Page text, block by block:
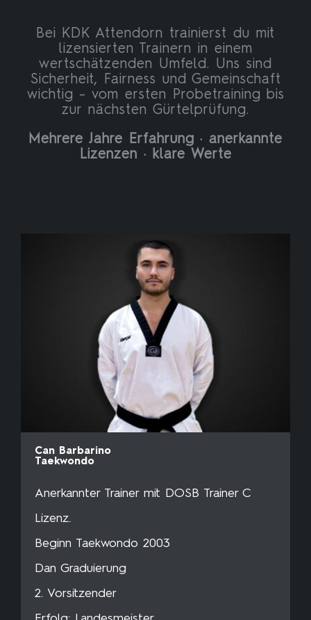
Bei KDK Attendorn trainierst du mit
lizensierten Trainern in einem
wertschätzenden Umfeld. Uns sind
Sicherheit, Fairness und Gemeinschaft
wichtig – vom ersten Probetraining bis
zur nächsten Gürtelprüfung.
Mehrere Jahre Erfahrung · anerkannte
Lizenzen · klare Werte
Can Barbarino
Taekwondo
Anerkannter Trainer mit DOSB Trainer C
Lizenz.
Beginn Taekwondo 2003
Dan Graduierung
2. Vorsitzender